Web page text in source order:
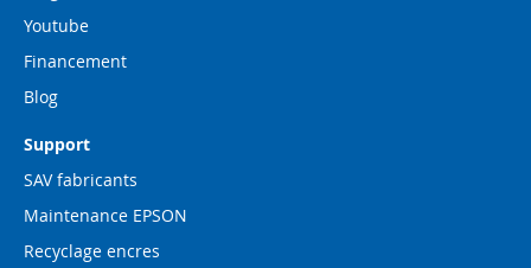
Youtube
Financement
Blog
Support
SAV fabricants
Maintenance EPSON
Recyclage encres